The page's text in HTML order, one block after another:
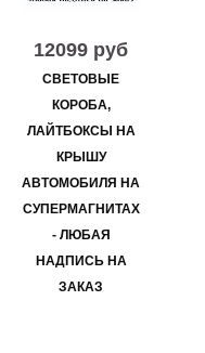
12099 руб
СВЕТОВЫЕ
КОРОБА,
ЛАЙТБОКСЫ НА
КРЫШУ
АВТОМОБИЛЯ НА
СУПЕРМАГНИТАХ
- ЛЮБАЯ
НАДПИСЬ НА
ЗАКАЗ